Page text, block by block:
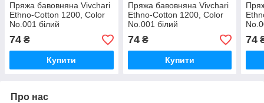
Пряжа бавовняна Vivchari
Ethno-Сotton 1200, Color
No.001 білий
74 ₴
Купити
Пряжа бавовняна Vivchari
Ethno-Сotton 1200, Color
No.001 білий
74₴
Купити
74
Про нас